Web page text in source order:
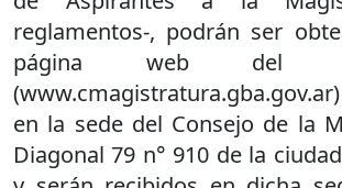
reglamentos-, podrán ser
página web del
en la sede del Consejo de la
Diagonal 79 n° 910 de la